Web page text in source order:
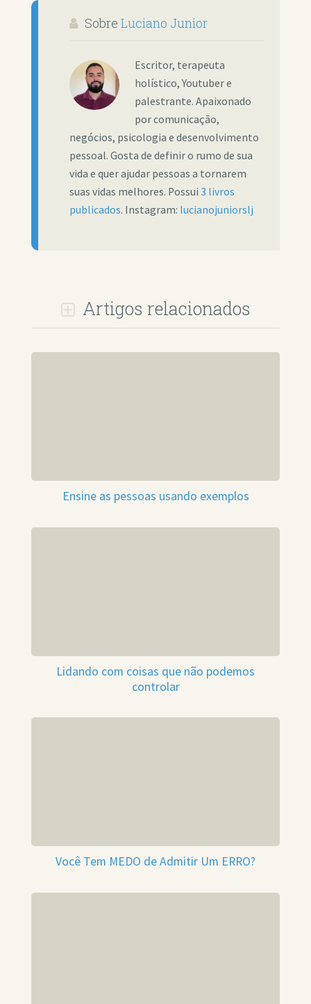
Sobre Luciano Junior
Escritor, terapeuta
holístico, Youtuber e
palestrante. Apaixonado
por comunicação,
negócios, psicologia e desenvolvimento
pessoal. Gosta de definir o rumo de sua
vida e quer ajudar pessoas a tornarem
suas vidas melhores. Possui 3 livros
publicados. Instagram: lucianojuniorslj
Artigos relacionados
Ensine as pessoas usando exemplos
Lidando com coisas que não podemos
controlar
Você Tem MEDO de Admitir Um ERRO?